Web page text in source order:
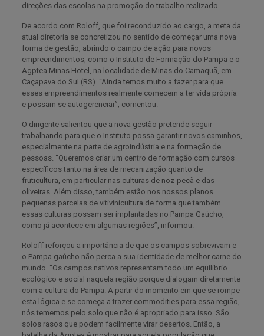
direções das escolas na promoção do trabalho realizado.
De acordo com Roloff, que foi reconduzido ao cargo, a meta da
atual diretoria se concretizou no sentido de começar uma nova
forma de gestão, abrindo o campo de ação para novos
empreendimentos, como o Instituto de Formação do Pampa e o
Agptea Minas Hotel, na localidade de Minas do Camaquã, em
Caçapava do Sul (RS). “Ainda temos muito a fazer para que
esses empreendimentos realmente comecem a ter vida própria
e possam se autogerenciar”, comentou.
O dirigente salientou que a nova gestão pretende seguir
trabalhando para que o Instituto possa garantir novos caminhos,
especialmente na parte de agroindústria e na formação de
pessoas. “Queremos criar um centro de formação com cursos
específicos tanto na área de mecanização quanto de
fruticultura, em particular nas culturas de noz-pecã e das
oliveiras. Além disso, também estão nos nossos planos
pequenas parcelas de vitivinicultura de forma que também
essas culturas possam ser implantadas no Pampa Gaúcho,
como já acontece em algumas regiões”, informou.
Roloff reforçou a importância de que os campos sobrevivam e
o Pampa gaúcho não perca a sua identidade de melhor carne do
mundo. “Os campos nativos representam todo um equilíbrio
ecológico e social naquela região porque dialogam diretamente
com a cultura do Pampa. A partir do momento em que se rompe
esta lógica e se começa a trazer commodities para essa região,
nós tememos pelo solo que não é apropriado para isso. São
solos rasos que podem facilmente virar desertos. Então, a